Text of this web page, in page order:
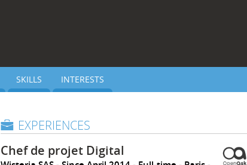
SKILLS INTERESTS
EXPERIENCES
Chef de projet Digital